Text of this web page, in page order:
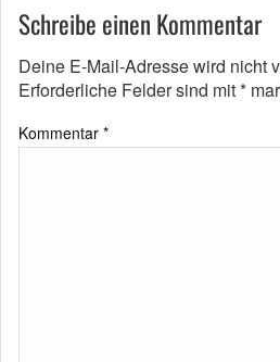
Schreibe einen Kommentar
Deine E-Mail-Adresse wird nicht
Erforderliche Felder sind mit*
Kommentar *